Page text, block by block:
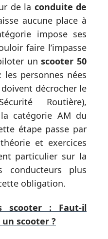
de la conduite de
aucune place à
impose ses
faire l’impasse
unscooter 50
personnes nées
décrocher le
Routière),
catégorie AM du
étape passe par
et exercices
particulier sur la
conducteurs plus
obligation.
scooter : Faut-il
scooter ?